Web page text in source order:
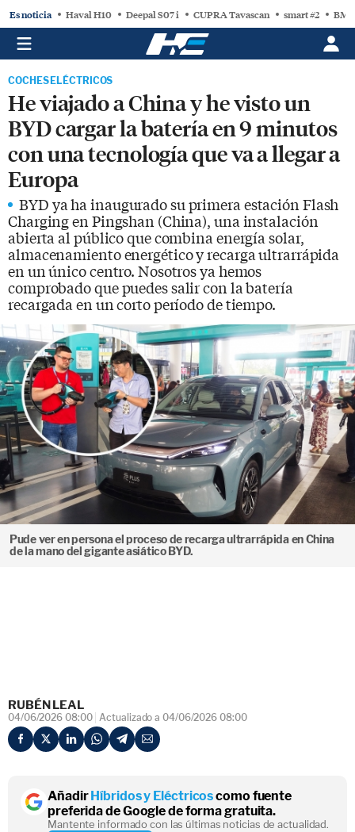
Es noticia Haval H10 Deepal S07 i CUPRA Tavascan smart #2
COCHES ELÉCTRICOS
He viajado a China y he visto un
BYD cargar la batería en 9 minutos
con una tecnología que va a llegar a
Europa
BYD ya ha inaugurado su primera estación Flash
Charging en Pingshan (China), una instalación
abierta al público que combina energía solar,
almacenamiento energético y recarga ultrarrápida
en un único centro. Nosotros ya hemos
comprobado que puedes salir con la batería
recargada en un corto período de tiempo.
Pude ver en persona el proceso de recarga ultrarrápida en China
de la mano del gigante asiático BYD.
RUBÉN LEAL
04/06/2026 08:00 Actualizado a 04/06/2026 08:00
AñadirHíbridos y Eléctricoscomo fuente
preferida de Google de forma gratuita.
Mantente informado con las últimas noticias de actualidad.